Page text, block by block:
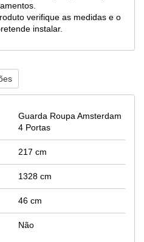
verifique as medidas e o
instalar.
Guarda Roupa Amsterdam
4 Portas
217 cm
1328 cm
46 cm
Não